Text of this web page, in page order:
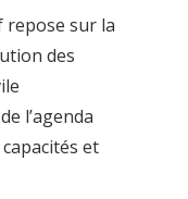
repose sur la
des
l’agenda
et